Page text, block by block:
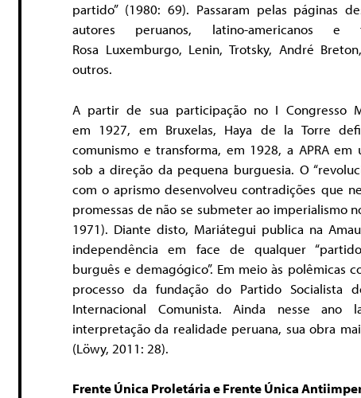
partido” (1980: 69). Passaram pelas páginas
autores peruanos, latino-americanos
Rosa Luxemburgo, Lenin, Trotsky, André
outros.
A partir de sua participação no I Congresso
em 1927, em Bruxelas, Haya de la Torre
comunismo e transforma, em 1928, a APRA em
sob a direção da pequena burguesia. O
com o aprismo desenvolveu contradições que
promessas de não se submeter ao imperialismo
1971). Diante disto, Mariátegui publica na
independência em face de qualquer
burguês e demagógico”. Em meio às polêmicas
processo da fundação do Partido Socialista
Internacional Comunista. Ainda nesse ano
interpretação da realidade peruana, sua obra
(Löwy, 2011: 28).
Frente Única Proletária e Frente Única